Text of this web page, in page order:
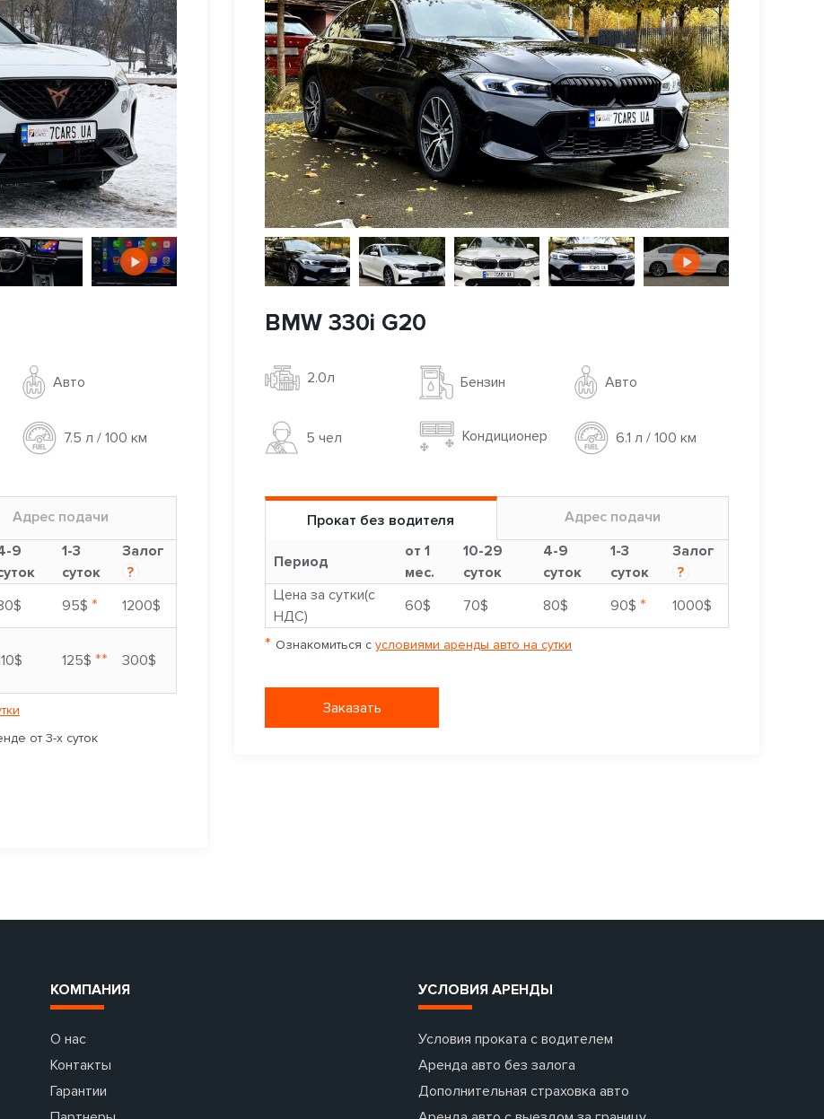
Авто
7.5 л / 100 км
Адрес подачи
9
1-3
суток
Залог
?
95$ *
1200$
125$ ** 300$
от 3-х суток
BMW 330i G20
2.0л Бензин Авто
5 чел Кондиционер 6.1 л / 100 км
Прокат без водителя Адрес подачи
Период
от 1
мес.
10-29
суток
4-9
суток
1-3
суток
Залог
?
Цена за сутки(с
НДС)
60$ 70$ 80$ 90$ * 1000$
* Ознакомиться с условиями аренды авто на сутки
Заказать
КОМПАНИЯ
О нас
Контакты
Гарантии
УСЛОВИЯ АРЕНДЫ
Условия проката с водителем
Аренда авто без залога
Дополнительная страховка авто